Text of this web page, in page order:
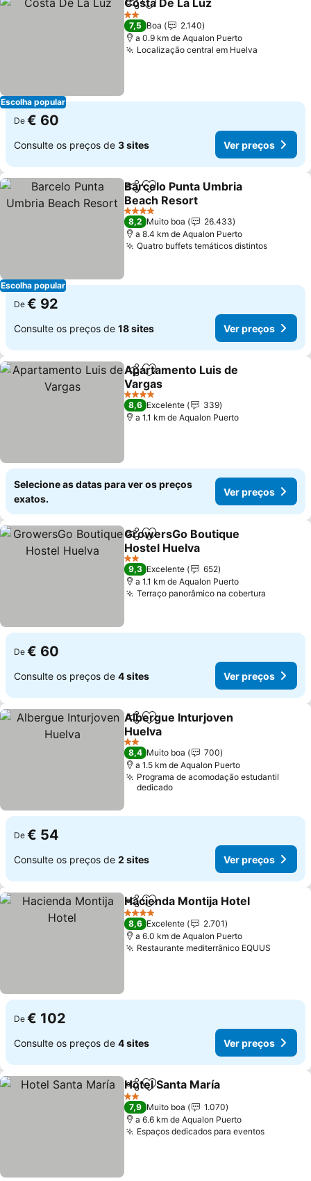
Escolha popular
PartilharAdicionar aos favoritos
Costa De La Luz
2 Estrelas
7,5 Boa
2.140
a 0.9 km de Aqualon Puerto
Localização central em Huelva
De € 60
Consulte os preços de 3 sites Ver preços
Escolha popular
PartilharAdicionar aos favoritos
Barcelo Punta Umbria
Beach Resort
4 Estrelas
8,2 Muito boa
26.433
a 8.4 km de Aqualon Puerto
Quatro buffets temáticos distintos
De € 92
Consulte os preços de 18 sites Ver preços
PartilharAdicionar aos favoritos
Apartamento Luis de
Vargas
4 Estrelas
8,6 Excelente
339
a 1.1 km de Aqualon Puerto
Selecione as datas para ver os preços
exatos.
Ver preços
PartilharAdicionar aos favoritos
GrowersGo Boutique
Hostel Huelva
2 Estrelas
9,3 Excelente
652
a 1.1 km de Aqualon Puerto
Terraço panorâmico na cobertura
De € 60
Consulte os preços de 4 sites Ver preços
PartilharAdicionar aos favoritos
Albergue Inturjoven
Huelva
2 Estrelas
8,4 Muito boa
700
a 1.5 km de Aqualon Puerto
Programa de acomodação estudantil
dedicado
De € 54
Consulte os preços de 2 sites Ver preços
PartilharAdicionar aos favoritos
Hacienda Montija Hotel
4 Estrelas
8,6 Excelente
2.701
a 6.0 km de Aqualon Puerto
Restaurante mediterrânico EQUUS
De € 102
Consulte os preços de 4 sites Ver preços
PartilharAdicionar aos favoritos
Hotel Santa María
2 Estrelas
7,9 Muito boa
1.070
a 6.6 km de Aqualon Puerto
Espaços dedicados para eventos